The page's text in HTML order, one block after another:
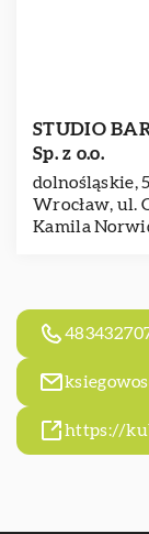
STUDIO
Sp. z o.o.
dolnośląskie,
Wrocław, ul.
Kamila
https://